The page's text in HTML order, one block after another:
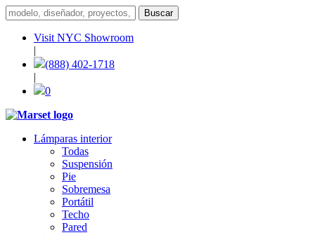
Visit NYC Showroom
|
(888) 402-1718
|
0
Lámparas interior
Todas
Suspensión
Pie
Sobremesa
Portátil
Techo
Pared